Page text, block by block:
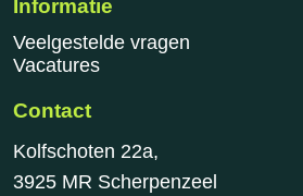
Informatie
Veelgestelde vragen
Vacatures
Contact
Kolfschoten 22a,
3925 MR Scherpenzeel